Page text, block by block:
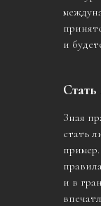
и
Зная
стать
и в